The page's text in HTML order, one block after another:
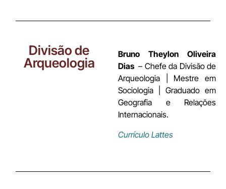
Divisão de
Arqueologia
Bruno Theylon Oliveira
Dias – Chefe da Divisão de
Arqueologia | Mestre em
Sociologia | Graduado em
Geografia e Relações
Internacionais.
Currículo Lattes